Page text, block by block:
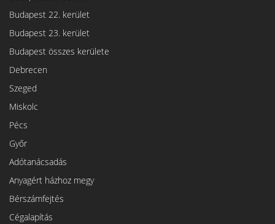
Budapest 22. kerület
Budapest 23. kerület
Budapest összes kerülete
Debrecen
Szeged
Miskolc
Pécs
Győr
Adótanácsadás
Anyagért házhoz megy
Bérszámfejtés
Cégalapítás